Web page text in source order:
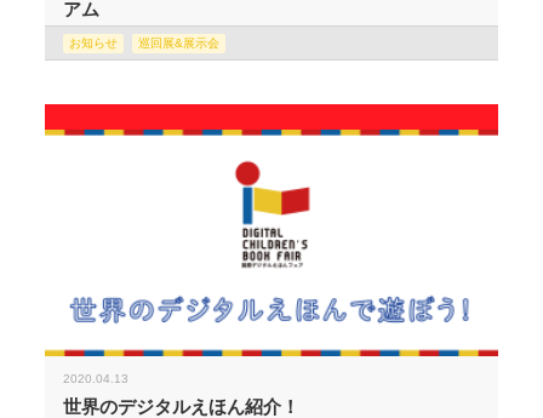
アム
お知らせ 巡回展&展示会
2020.04.13
世界のデジタルえほん紹介！